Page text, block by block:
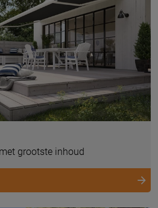
grootste inhoud